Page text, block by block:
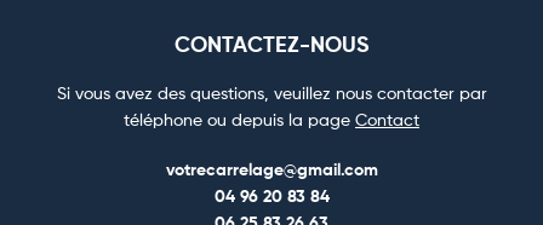
CONTACTEZ-NOUS
Si vous avez des questions, veuillez nous contacter par
téléphone ou depuis la page Contact
votrecarrelage@gmail.com
04 96 20 83 84